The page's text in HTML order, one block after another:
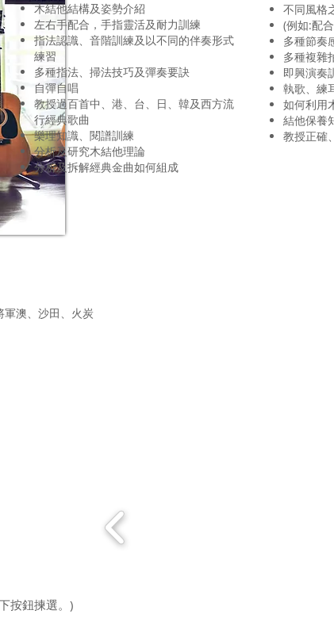
木結他結構及姿勢介紹
左右手配合，手指靈活及耐力訓練
指法認識、音階訓練及以不同的伴奏形式
練習
多種指法、掃法技巧及彈奏要訣
自彈自唱
教授過百首中、港、台、日、韓及西方流
行經典歌曲
樂理知識、閱譜訓練
分析及研究木結他理論
分析及拆解經典金曲如何組成
不同風格
(例如:配
多種節奏
多種複雜
即興演奏
執歌、練
如何利用
結他保養
教授正確
軍澳、沙田、火炭
按鈕揀選。)